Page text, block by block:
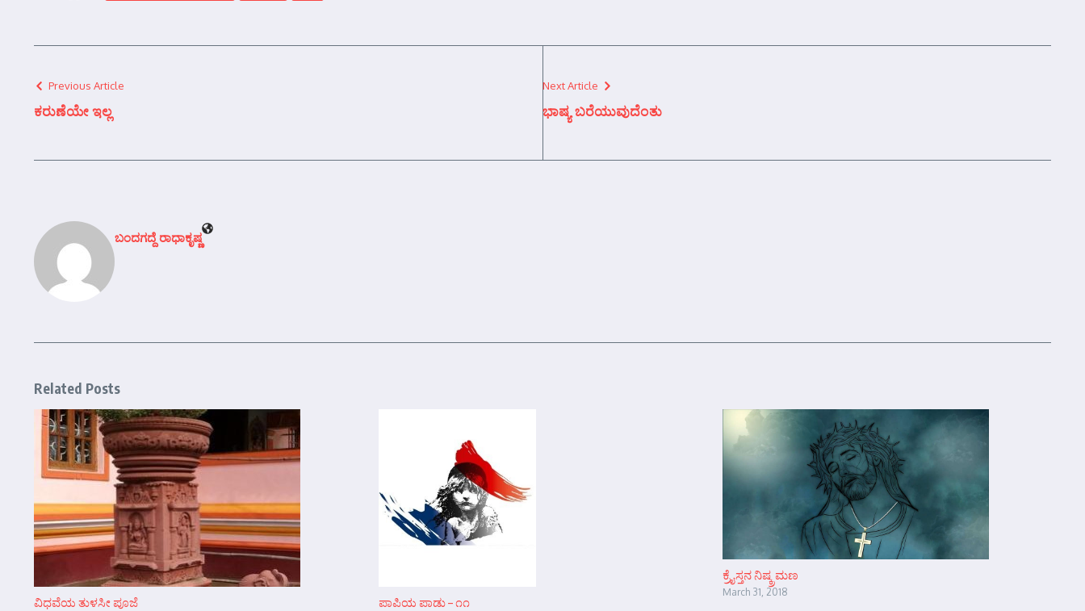
Previous Article
ಕರುಣೆಯೇ ಇಲ್ಲ
Next Article
ಭಾಷ್ಯ ಬರೆಯುವುದೆಂತು
ಬಂದಗದ್ದೆ ರಾಧಾಕೃಷ್ಣ
Related Posts
ವಿಧವೆಯ ತುಳಸೀ ಪೂಜೆ ಪಾಪಿಯ ಪಾಡು – ೧೧
ಕ್ರೈಸ್ತನ ನಿಷ್ಕ್ರಮಣ
March 31, 2018